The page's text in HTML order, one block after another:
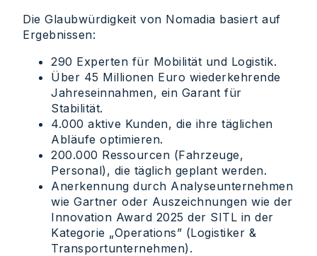
Die Glaubwürdigkeit von Nomadia basiert auf
Ergebnissen:
290 Experten für Mobilität und Logistik.
Über 45 Millionen Euro wiederkehrende
Jahreseinnahmen, ein Garant für
Stabilität.
4.000 aktive Kunden, die ihre täglichen
Abläufe optimieren.
200.000 Ressourcen (Fahrzeuge,
Personal), die täglich geplant werden.
Anerkennung durch Analyseunternehmen
wie Gartner oder Auszeichnungen wie der
Innovation Award 2025 der SITL in der
Kategorie „Operations” (Logistiker &
Transportunternehmen).